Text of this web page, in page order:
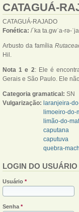
CATAGUÁ-
CATAGUÁ-RAJADO
Fonética: /´ka ta.gwˈa-rə-
Arbusto da família
Hil.
Nota 1 e 2: Ele é
Gerais e São Paulo. Ele
Categoria gramatical: SN
Vulgarização: laranjeira-
limoeiro-do-
limão-do-
caputana
caputuva
quebra-
LOGIN DO USUÁRIO
Usuário *
Senha *